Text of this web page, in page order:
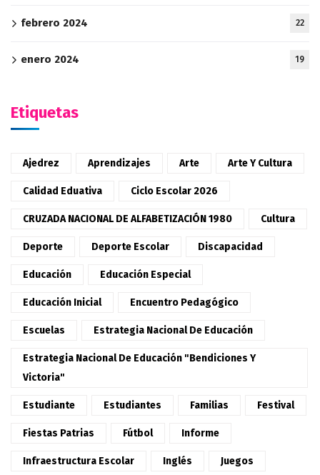
febrero 2024 22
enero 2024 19
Etiquetas
Ajedrez Aprendizajes Arte Arte Y Cultura
Calidad Eduativa Ciclo Escolar 2026
CRUZADA NACIONAL DE ALFABETIZACIÓN 1980 Cultura
Deporte Deporte Escolar Discapacidad
Educación Educación Especial
Educación Inicial Encuentro Pedagógico
Escuelas Estrategia Nacional De Educación
Estrategia Nacional De Educación "Bendiciones Y
Victoria"
Estudiante Estudiantes Familias Festival
Fiestas Patrias Fútbol Informe
Infraestructura Escolar Inglés Juegos